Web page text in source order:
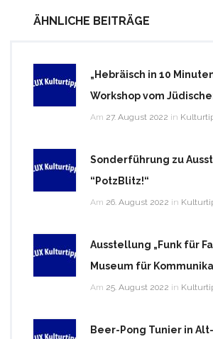
ÄHNLICHE BEITRÄGE
„Hebräisch in 10
Workshop vom
Am 27. August 2022 in
Sonderführung zu
“PotzBlitz!“
Am 26. August 2022 in
Ausstellung „Funk für
Museum für
Am 25. August 2022 in
Beer-Pong Tunier in